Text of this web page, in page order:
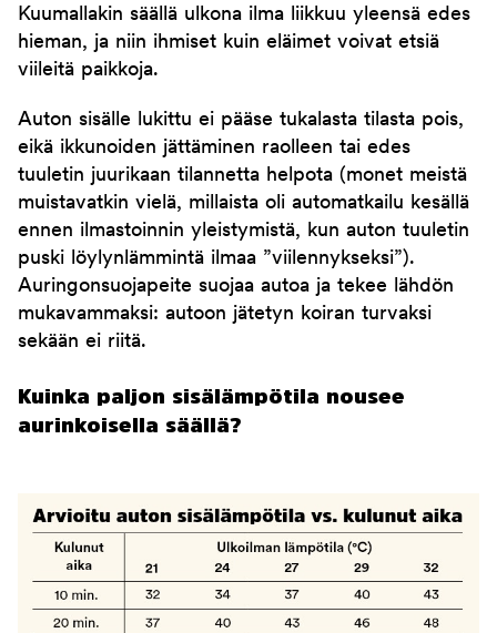
Kuumallakin säällä ulkona ilma liikkuu yleensä edes
hieman, ja niin ihmiset kuin eläimet voivat etsiä
viileitä paikkoja.
Auton sisälle lukittu ei pääse tukalasta tilasta pois,
eikä ikkunoiden jättäminen raolleen tai edes
tuuletin juurikaan tilannetta helpota (monet meistä
muistavatkin vielä, millaista oli automatkailu kesällä
ennen ilmastoinnin yleistymistä, kun auton tuuletin
puski löylynlämmintä ilmaa ”viilennykseksi”).
Auringonsuojapeite suojaa autoa ja tekee lähdön
mukavammaksi: autoon jätetyn koiran turvaksi
sekään ei riitä.
Kuinka paljon sisälämpötila nousee
aurinkoisella säällä?